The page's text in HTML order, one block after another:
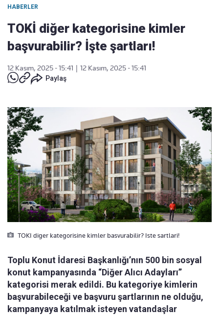
HABERLER
TOKİ diğer kategorisine kimler
başvurabilir? İşte şartları!
12 Kasım, 2025 - 15:41
12 Kasım, 2025 - 15:41
Paylaş
TOKI diger kategorisine kimler basvurabilir? Iste sartlari!
Toplu Konut İdaresi Başkanlığı’nın 500 bin sosyal
konut kampanyasında “Diğer Alıcı Adayları”
kategorisi merak edildi. Bu kategoriye kimlerin
başvurabileceği ve başvuru şartlarının ne olduğu,
kampanyaya katılmak isteyen vatandaşlar